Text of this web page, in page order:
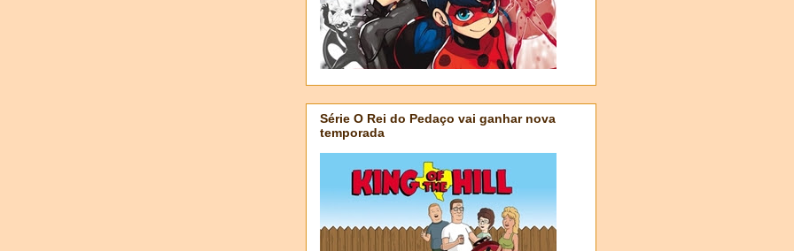
Série O Rei do Pedaço vai ganhar nova
temporada